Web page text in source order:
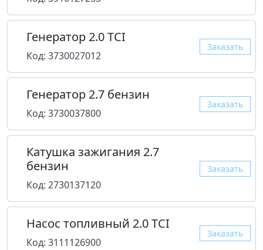
Генератор 2.0 TCI
Код: 3730027012
Заказать
Генератор 2.7 бензин
Код: 3730037800
Заказать
Катушка зажигания 2.7
бензин
Код: 2730137120
Заказать
Насос топливный 2.0 TCI
Код: 3111126900
Заказать